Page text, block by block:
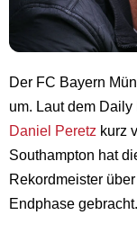
Der FC Bayern
um. Laut dem
Daniel Peretz kurz
Southampton hat
Rekordmeister
Endphase